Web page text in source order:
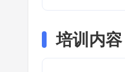
培训内容